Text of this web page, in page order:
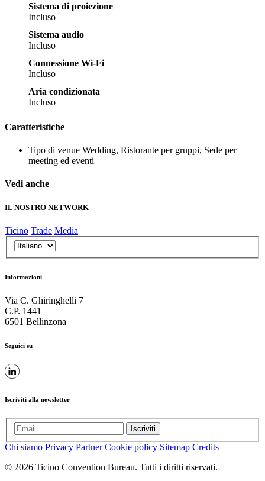
Sistema di proiezione
Incluso
Sistema audio
Incluso
Connessione Wi-Fi
Incluso
Aria condizionata
Incluso
Caratteristiche
Tipo di venue Wedding, Ristorante per gruppi, Sede per
meeting ed eventi
Vedi anche
IL NOSTRO NETWORK
Ticino Trade Media
Informazioni
Via C. Ghiringhelli 7
C.P. 1441
6501 Bellinzona
Seguici su
Iscriviti alla newsletter
Iscriviti
Chi siamo Privacy Partner Cookie policy Sitemap Credits
© 2026 Ticino Convention Bureau. Tutti i diritti riservati.